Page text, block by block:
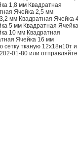
1,8 мм Квадратная
Ячейка 2,5 мм
мм Квадратная Ячейка
5 мм Квадратная Ячейка
10 мм Квадратная
Ячейка 16 мм
тканую 12х18н10т и
01-80 или отправляйте